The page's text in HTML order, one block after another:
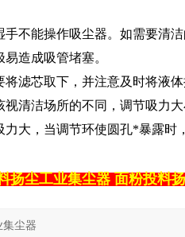
不能操作吸尘器。如需要清
造成吸管堵塞。
滤芯取下，并注意及时将液体
清洁场所的不同，调节吸力
大，当调节环使圆孔*暴露时
扬尘工业集尘器 面粉投料